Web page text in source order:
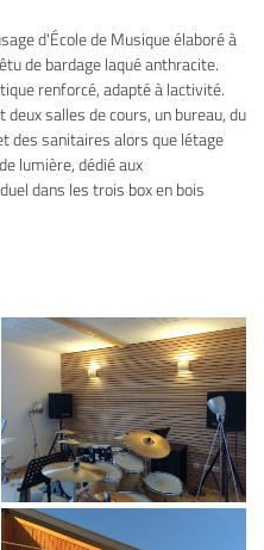
d'École de Musique élaboré à
de bardage laqué anthracite.
renforcé, adapté à lactivité.
salles de cours, un bureau, du
sanitaires alors que létage
lumière, dédié aux
dans les trois box en bois